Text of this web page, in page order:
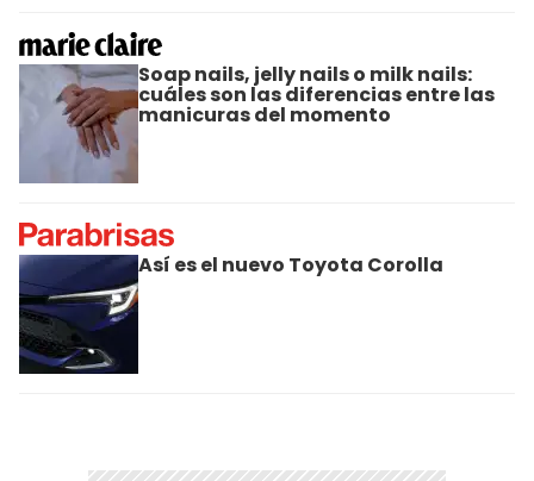
Soap nails, jelly nails o milk nails:
cuáles son las diferencias entre las
manicuras del momento
Así es el nuevo Toyota Corolla